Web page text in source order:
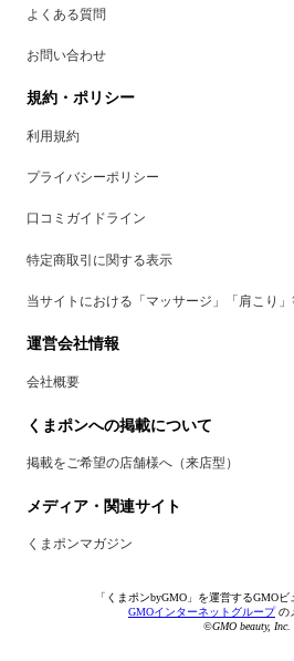
よくある質問
お問い合わせ
規約・ポリシー
利用規約
プライバシーポリシー
口コミガイドライン
特定商取引に関する表示
当サイトにおける「マッサージ」「肩こり
運営会社情報
会社概要
くまポンへの掲載について
掲載をご希望の店舗様へ（来店型）
メディア・関連サイト
くまポンマガジン
「くまポンbyGMO」を運営するGMO
GMOインターネットグループの
©GMO beauty, Inc.